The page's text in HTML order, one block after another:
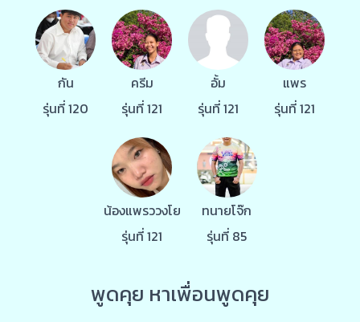
กัน
รุ่นที่ 120
ครีม
รุ่นที่ 121
อั้ม
รุ่นที่ 121
แพร
รุ่นที่ 121
น้องแพรววงโย
รุ่นที่ 121
ทนายโจ๊ก
รุ่นที่ 85
พูดคุย หาเพื่อนพูดคุย